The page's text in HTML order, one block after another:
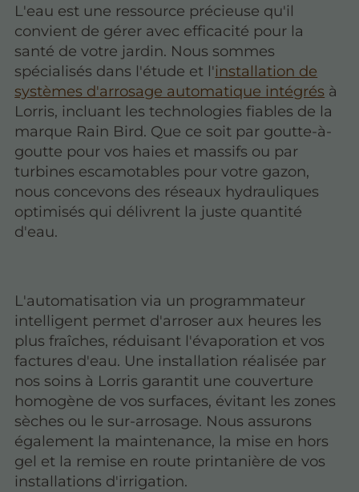
L'eau est une ressource précieuse qu'il
convient de gérer avec efficacité pour la
santé de votre jardin. Nous sommes
spécialisés dans l'étude et l'installation de
systèmes d'arrosage automatique intégrés à
Lorris, incluant les technologies fiables de la
marque Rain Bird. Que ce soit par goutte-à-
goutte pour vos haies et massifs ou par
turbines escamotables pour votre gazon,
nous concevons des réseaux hydrauliques
optimisés qui délivrent la juste quantité
d'eau.
L'automatisation via un programmateur
intelligent permet d'arroser aux heures les
plus fraîches, réduisant l'évaporation et vos
factures d'eau. Une installation réalisée par
nos soins à Lorris garantit une couverture
homogène de vos surfaces, évitant les zones
sèches ou le sur-arrosage. Nous assurons
également la maintenance, la mise en hors
gel et la remise en route printanière de vos
installations d'irrigation.